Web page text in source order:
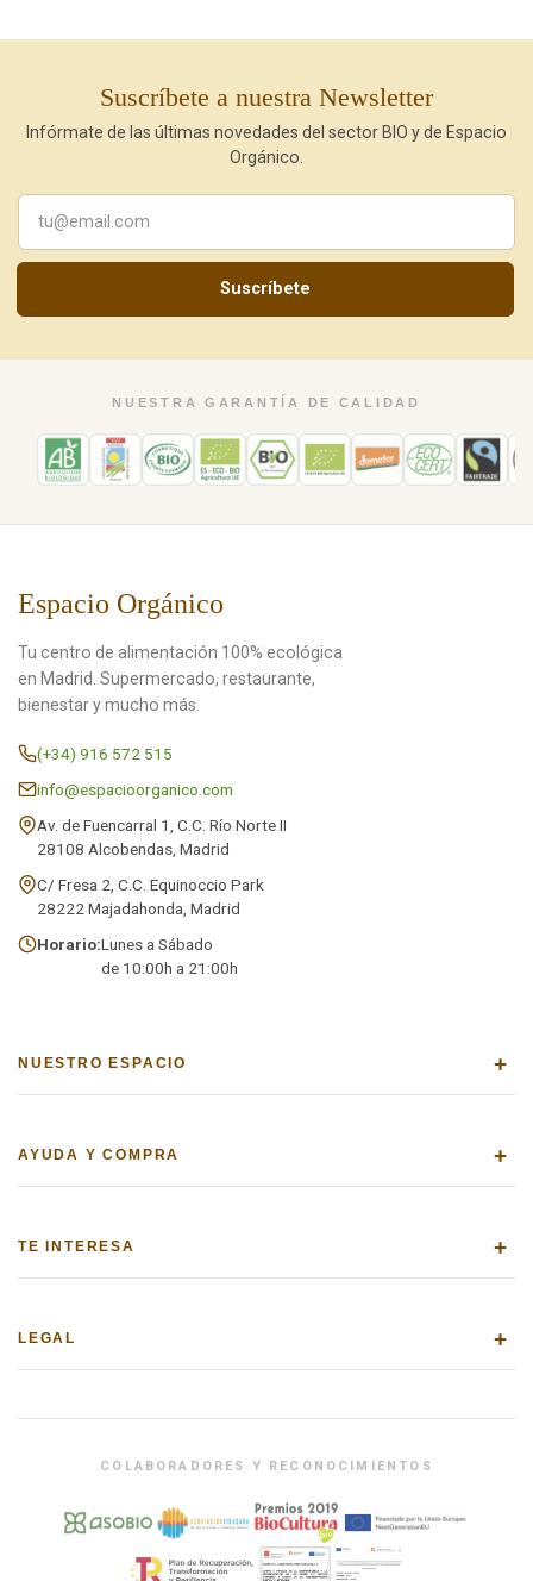
Suscríbete a nuestra Newsletter
Infórmate de las últimas novedades del sector BIO y de Espacio
Orgánico.
Suscríbete
NUESTRA GARANTÍA DE CALIDAD
Espacio Orgánico
Tu centro de alimentación 100% ecológica
en Madrid. Supermercado, restaurante,
bienestar y mucho más.
(+34) 916 572 515
info@espacioorganico.com
Av. de Fuencarral 1, C.C. Río Norte II
28108 Alcobendas, Madrid
C/ Fresa 2, C.C. Equinoccio Park
28222 Majadahonda, Madrid
Horario:Lunes a Sábado
de 10:00h a 21:00h
NUESTRO ESPACIO +
AYUDA Y COMPRA +
TE INTERESA +
LEGAL +
COLABORADORES Y RECONOCIMIENTOS